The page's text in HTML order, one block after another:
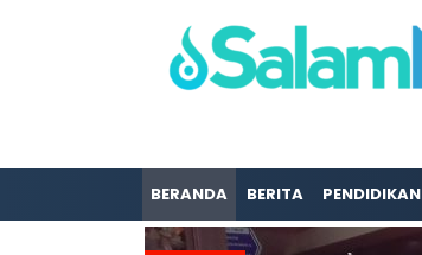
BERANDA BERITA PENDIDIKAN